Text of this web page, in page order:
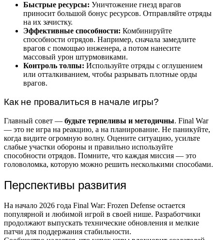
Быстрые ресурсы: Уничтожение гнезд врагов
приносит большой бонус ресурсов. Отправляйте отряды
на их зачистку.
Эффективные способности: Комбинируйте
способности отрядов. Например, сначала замедлите
врагов с помощью инженера, а потом нанесите
массовый урон штурмовиками.
Контроль толпы: Используйте отряды с оглушением
или отталкиванием, чтобы разрывать плотные орды
врагов.
Как не провалиться в начале игры?
Главный совет — будьте терпеливы и методичны. Final War
— это не игра на реакцию, а на планирование. Не паникуйте,
когда видите огромную волну. Оцените ситуацию, усильте
слабые участки обороны и правильно используйте
способности отрядов. Помните, что каждая миссия — это
головоломка, которую можно решить несколькими способами.
Перспективы развития
На начало 2026 года Final War: Frozen Defense остается
популярной и любимой игрой в своей нише. Разработчики
продолжают выпускать технические обновления и мелкие
патчи для поддержания стабильности.